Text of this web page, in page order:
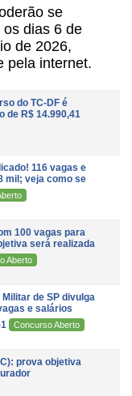
se
os dias 6 de
de 2026,
pela internet.
do TC-DF é
de R$ 14.990,41
116 vagas e
mil; veja como se
100 vagas para
será realizada
Aberto
de SP divulga
e salários
Concurso Aberto
prova objetiva